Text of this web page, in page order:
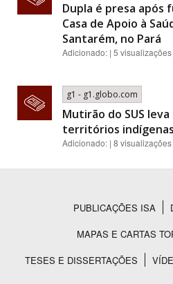
Dupla é presa após
Casa de Apoio à
Santarém, no Pará
Adicionado: | 5 visualizações
g1 - g1.globo.com
Mutirão do SUS
territórios
Adicionado: | 8 visualizações
Rodapé
PUBLICAÇÕES ISA
MAPAS E CARTAS
TESES E DISSERTAÇÕES